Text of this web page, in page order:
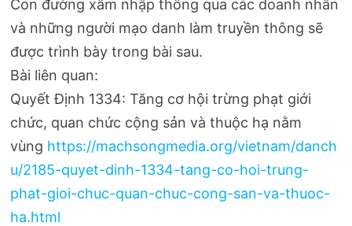
Con đường xâm nhập thông qua các doanh nhân
và những người mạo danh làm truyền thông sẽ
được trình bày trong bài sau.
Bài liên quan:
Quyết Định 1334: Tăng cơ hội trừng phạt giới
chức, quan chức cộng sản và thuộc hạ nằm
vùng https://machsongmedia.org/vietnam/danch
u/2185-quyet-dinh-1334-tang-co-hoi-trung-
phat-gioi-chuc-quan-chuc-cong-san-va-thuoc-
ha.html